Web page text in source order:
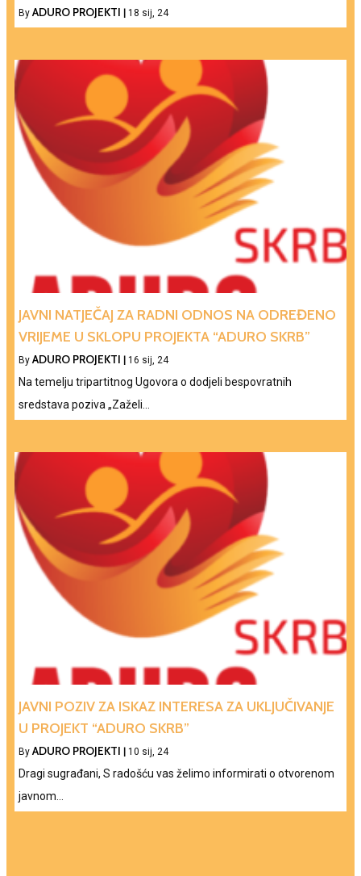
By ADURO PROJEKTI 18 sij, 24
JAVNI NATJEČAJ ZA RADNI ODNOS NA ODREĐENO
VRIJEME U SKLOPU PROJEKTA “ADURO SKRB”
By ADURO PROJEKTI | 16 sij, 24
Na temelju tripartitnog Ugovora o dodjeli bespovratnih
sredstava poziva „Zaželi…
JAVNI POZIV ZA ISKAZ INTERESA ZA UKLJUČIVANJE
U PROJEKT “ADURO SKRB”
By ADURO PROJEKTI 10 sij, 24
Dragi sugrađani, S radošću vas želimo informirati o otvorenom
javnom…